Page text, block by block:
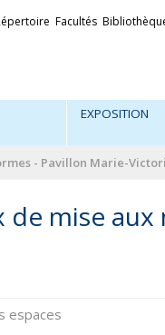
Facultés
EXPOSITION
- Pavillon Marie-
de mise
espaces